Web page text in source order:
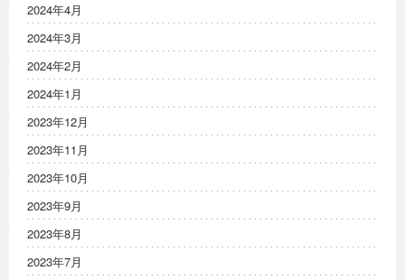
2024年4月
2024年3月
2024年2月
2024年1月
2023年12月
2023年11月
2023年10月
2023年9月
2023年8月
2023年7月